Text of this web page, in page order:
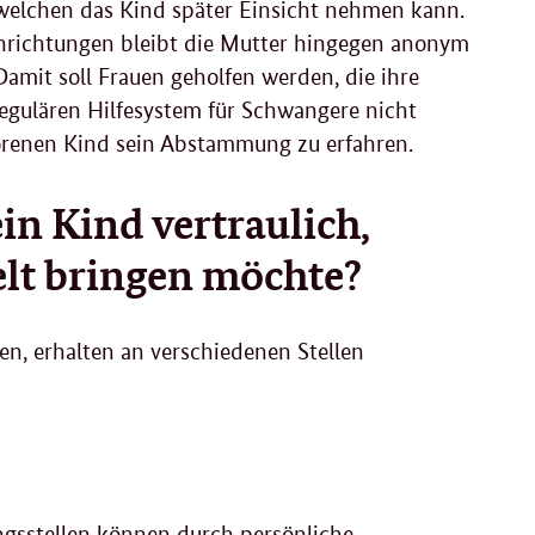
das Kind später Einsicht nehmen kann.
bleibt die Mutter hingegen anonym
soll Frauen geholfen werden, die ihre
Hilfesystem für Schwangere nicht
Kind sein Abstammung zu erfahren.
Kind vertraulich,
bringen möchte?
erhalten an verschiedenen Stellen